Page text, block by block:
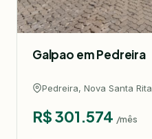
Galpao em Pedreira
Pedreira, Nova Santa Rita
R$ 301.574 /mês